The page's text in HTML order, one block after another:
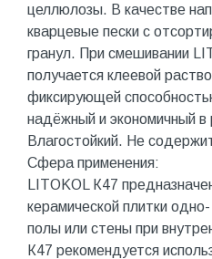
целлюлозы. В качестве
кварцевые пески с
гранул. При смешивании
получается клеевой
фиксирующей
надёжный и экономичный в
Влагостойкий. Не
Сфера применения:
LITOKOL К47
керамической плитки
полы или стены при
К47 рекомендуется